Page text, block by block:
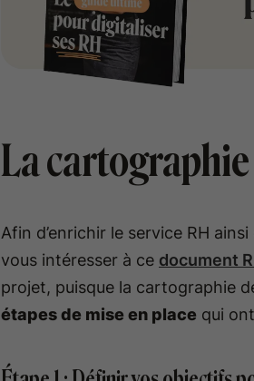
La
Afin d’enrichir le service RH
vous intéresser à ce document
projet, puisque la cartographie
étapes de mise en place qui